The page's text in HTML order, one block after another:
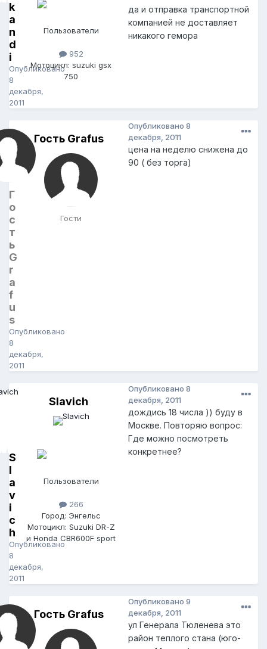
k
a
n
d
i
Опубликовано
8
декабря,
2011
Пользователи
952
Мотоцикл: suzuki gsx
750
да и отправка транспортной
компанией не доставляет
никакого гемора
Г
о
с
т
ь
G
r
a
f
u
s
Опубликовано
8
декабря,
2011
Гость Grafus
Гости
Опубликовано 8
декабря, 2011
цена на неделю снижена до
90 ( без торга)
S
l
a
v
i
c
h
Опубликовано
8
декабря,
2011
Slavich
Пользователи
266
Город: Энгельс
Мотоцикл: Suzuki DR-Z
и Honda CBR600F sport
Опубликовано 8
декабря, 2011
дождись 18 числа )) буду в
Москве. Повторяю вопрос:
Где можно посмотреть
конкретнее?
Гость Grafus
Опубликовано 9
декабря, 2011
ул Генерала Тюленева это
район теплого стана (юго-